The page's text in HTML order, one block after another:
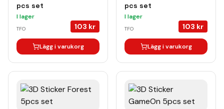
pcs set
I lager
TFO 103 kr
Lägg i varukorg
pcs set
I lager
TFO 103 kr
Lägg i varukorg